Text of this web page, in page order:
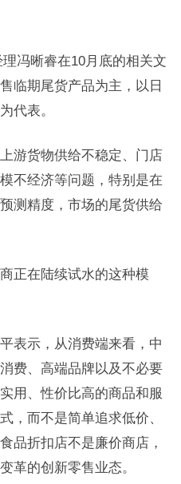
冯晰睿在10月底的相关文
临期尾货产品为主，以日
代表。
游货物供给不稳定、门店
不经济等问题，特别是在
测精度，市场的尾货供给
正在陆续试水的这种模
表示，从消费端来看，中
费、高端品牌以及不必要
用、性价比高的商品和服
，而不是简单追求低价、
品折扣店不是廉价商店，
革的创新零售业态。